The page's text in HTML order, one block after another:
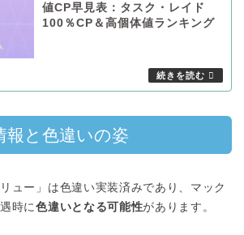
値CP早見表：タスク・レイド
100％CP＆高個体値ランキング
報と色違いの姿
ュー」は色違い実装済みであり、マック
時に色違いとなる可能性があります。